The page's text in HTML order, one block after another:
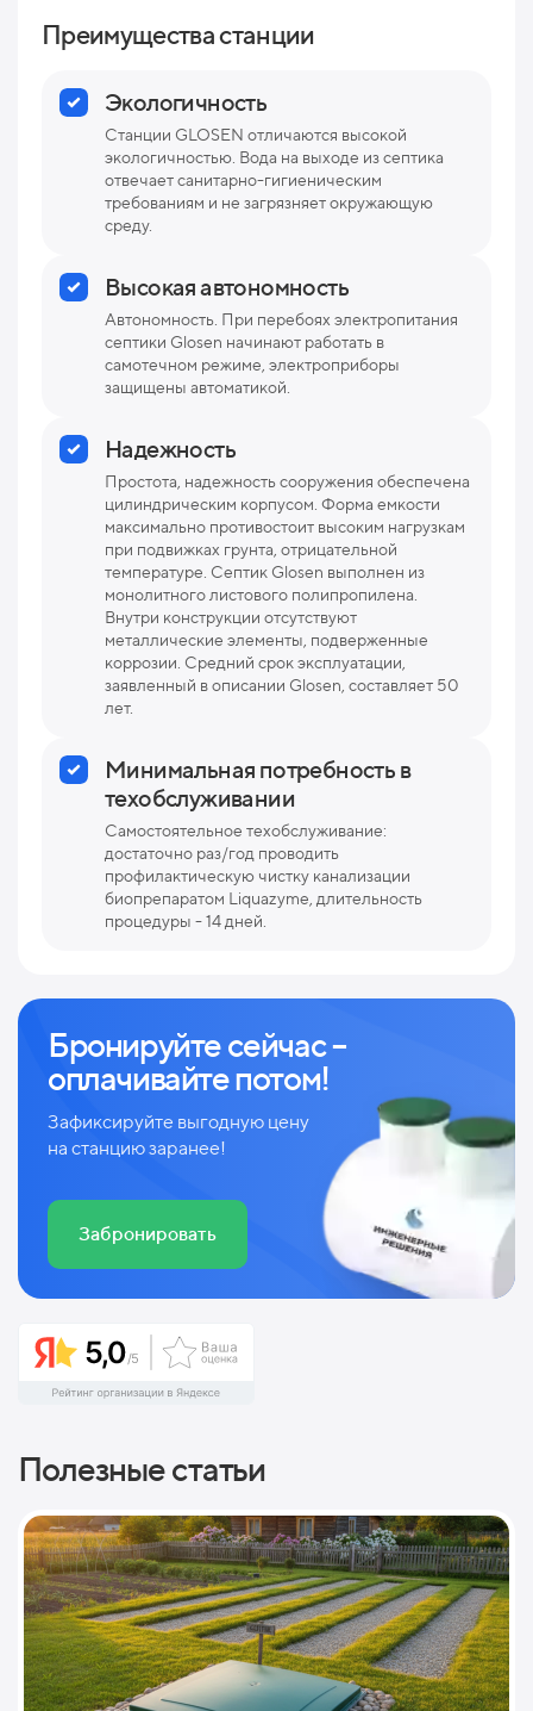
Преимущества станции
Экологичность
Станции GLOSEN отличаются высокой
экологичностью. Вода на выходе из септика
отвечает санитарно-гигиеническим
требованиям и не загрязняет окружающую
среду.
Высокая автономность
Автономность. При перебоях электропитания
септики Glosen начинают работать в
самотечном режиме, электроприборы
защищены автоматикой.
Надежность
Простота, надежность сооружения обеспечена
цилиндрическим корпусом. Форма емкости
максимально противостоит высоким нагрузкам
при подвижках грунта, отрицательной
температуре. Септик Glosen выполнен из
монолитного листового полипропилена.
Внутри конструкции отсутствуют
металлические элементы, подверженные
коррозии. Средний срок эксплуатации,
заявленный в описании Glosen, составляет 50
лет.
Минимальная потребность в
техобслуживании
Самостоятельное техобслуживание:
достаточно раз/год проводить
профилактическую чистку канализации
биопрепаратом Liquazyme, длительность
процедуры - 14 дней.
Бронируйте сейчас –
оплачивайте потом!
Зафиксируйте выгодную цену
на станцию заранее!
Забронировать
Полезные статьи